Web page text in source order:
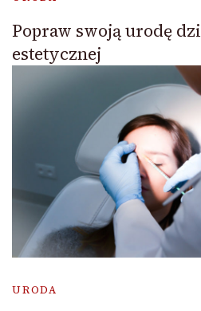
Popraw swoją urodę
estetycznej
URODA